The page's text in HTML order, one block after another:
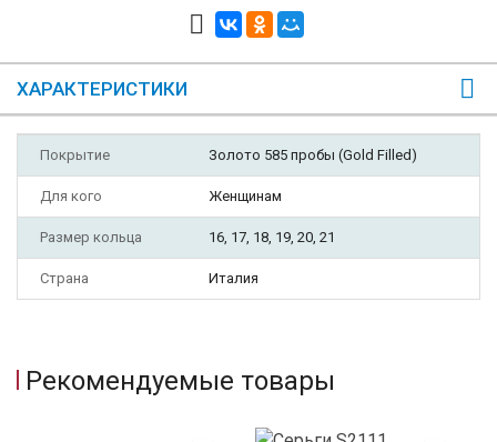
ХАРАКТЕРИСТИКИ
Покрытие Золото 585 пробы (Gold Filled)
Для кого Женщинам
Размер кольца 16, 17, 18, 19, 20, 21
Страна Италия
Рекомендуемые товары